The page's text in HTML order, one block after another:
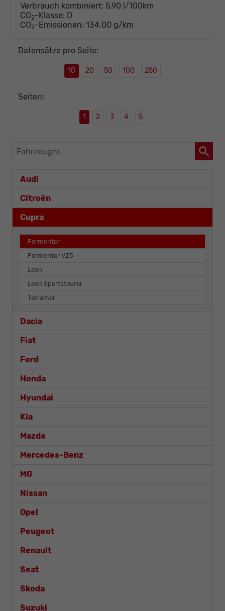
Verbrauch kombiniert: 5,90 l/100km
CO2-Klasse: D
CO2-Emissionen: 134,00 g/km
Datensätze pro Seite:
10 20 50 100 250
Seiten:
1 2 3 4 5
Fahrzeugnr.
Audi
Citroën
Cupra
Formentor
Formentor VZ5
Leon
Leon Sportstourer
Terramar
Dacia
Fiat
Ford
Honda
Hyundai
Kia
Mazda
Mercedes-Benz
MG
Nissan
Opel
Peugeot
Renault
Seat
Skoda
Suzuki